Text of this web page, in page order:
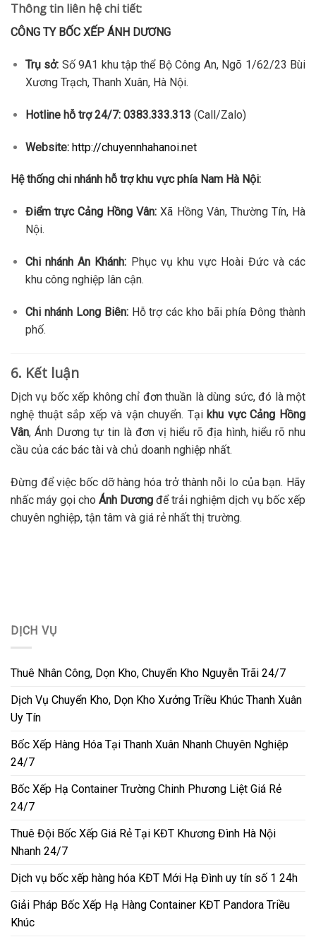
Thông tin liên hệ chi tiết:
CÔNG TY BỐC XẾP ÁNH DƯƠNG
Trụ sở: Số 9A1 khu tập thể Bộ Công An, Ngõ 1/62/23 Bùi
Xương Trạch, Thanh Xuân, Hà Nội.
Hotline hỗ trợ 24/7: 0383.333.313 (Call/Zalo)
Website: http://chuyennhahanoi.net
Hệ thống chi nhánh hỗ trợ khu vực phía Nam Hà Nội:
Điểm trực Cảng Hồng Vân: Xã Hồng Vân, Thường Tín, Hà
Nội.
Chi nhánh An Khánh: Phục vụ khu vực Hoài Đức và các
khu công nghiệp lân cận.
Chi nhánh Long Biên:Hỗ trợ các kho bãi phía Đông thành
phố.
6. Kết luận
Dịch vụ bốc xếp không chỉ đơn thuần là dùng sức, đó là một
nghệ thuật sắp xếp và vận chuyển. Tại khu vực Cảng Hồng
Vân, Ánh Dương tự tin là đơn vị hiểu rõ địa hình, hiểu rõ nhu
cầu của các bác tài và chủ doanh nghiệp nhất.
Đừng để việc bốc dỡ hàng hóa trở thành nỗi lo của bạn. Hãy
nhấc máy gọi cho Ánh Dương để trải nghiệm dịch vụ bốc xếp
chuyên nghiệp, tận tâm và giá rẻ nhất thị trường.
DỊCH VỤ
Thuê Nhân Công, Dọn Kho, Chuyển Kho Nguyễn Trãi 24/7
Dịch Vụ Chuyển Kho, Dọn Kho Xưởng Triều Khúc Thanh Xuân
Uy Tín
Bốc Xếp Hàng Hóa Tại Thanh Xuân Nhanh Chuyên Nghiệp
24/7
Bốc Xếp Hạ Container Trường Chinh Phương Liệt Giá Rẻ
24/7
Thuê Đội Bốc Xếp Giá Rẻ Tại KĐT Khương Đình Hà Nội
Nhanh 24/7
Dịch vụ bốc xếp hàng hóa KĐT Mới Hạ Đình uy tín số 1 24h
Giải Pháp Bốc Xếp Hạ Hàng Container KĐT Pandora Triều
Khúc